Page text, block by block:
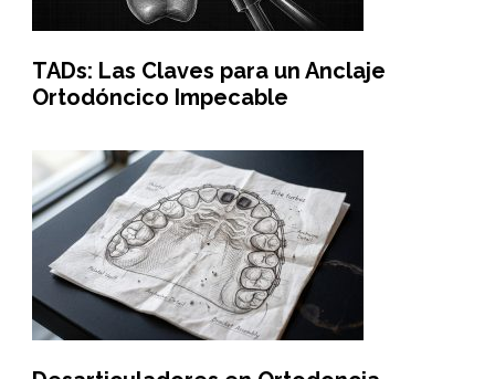
TADs: Las Claves para un Anclaje
Ortodóncico Impecable